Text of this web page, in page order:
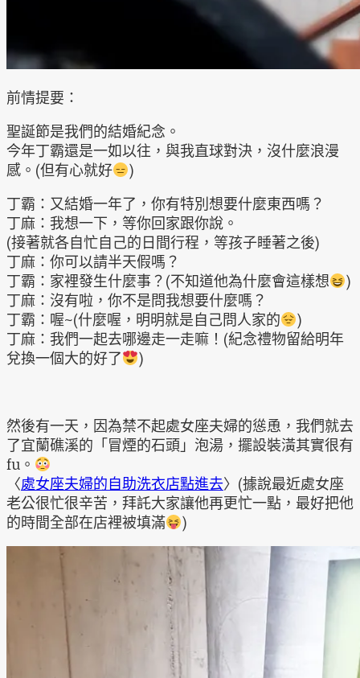
前情提要：
聖誕節是我們的結婚紀念。
今年丁霸還是一如以往，與我直球對決，沒什麼浪漫
感。(但有心就好
)
丁霸：又結婚一年了，你有特別想要什麼東西嗎？
丁麻：我想一下，等你回家跟你說。
(接著就各自忙自己的日間行程，等孩子睡著之後)
丁麻：你可以請半天假嗎？
丁霸：家裡發生什麼事？(不知道他為什麼會這樣想
)
丁麻：沒有啦，你不是問我想要什麼嗎？
丁霸：喔~(什麼喔，明明就是自己問人家的
)
丁麻：我們一起去哪邊走一走嘛！(紀念禮物留給明年
兌換一個大的好了
)
然後有一天，因為禁不起處女座夫婦的慫恿，我們就去
了宜蘭礁溪的「冒煙的石頭」泡湯，擺設裝潢其實很有
fu。
〈處女座夫婦的自助洗衣店點進去〉(據說最近處女座
老公很忙很辛苦，拜託大家讓他再更忙一點，最好把他
的時間全部在店裡被填滿
)